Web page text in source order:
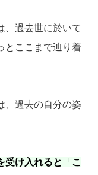
、過去世に於いて
とここまで辿り着
、過去の自分の姿
受け入れると 「 こ